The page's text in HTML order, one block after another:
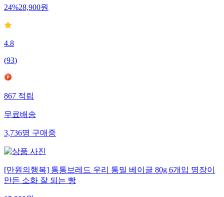
24%28,900원
4.8
(93)
867 적립
무료배송
3,736명 구매중
[만원의행복] 통통브레드 우리 통밀 베이글 80g 6개입 명장이
만든 소화 잘 되는 빵